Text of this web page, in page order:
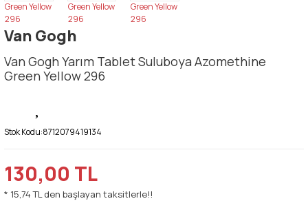
Van Gogh
Van Gogh Yarım Tablet Suluboya Azomethine
Green Yellow 296
Stok Kodu:8712079419134
130,00 TL
* 15,74 TL den başlayan taksitlerle!!